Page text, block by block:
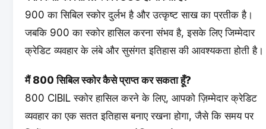
900 का सिबिल स्कोर दुर्लभ है और उत्कृष्ट साख का प्रतीक है।
जबकि 900 का स्कोर हासिल करना संभव है, इसके लिए जिम्मेदार
क्रेडिट व्यवहार के लंबे और सुसंगत इतिहास की आवश्यकता होती है।
मैं 800 सिबिल स्कोर कैसे प्राप्त कर सकता हूँ?
800 CIBIL स्कोर हासिल करने के लिए, आपको ज़िम्मेदार क्रेडिट
व्यवहार का एक सतत इतिहास बनाए रखना होगा, जैसे कि समय पर